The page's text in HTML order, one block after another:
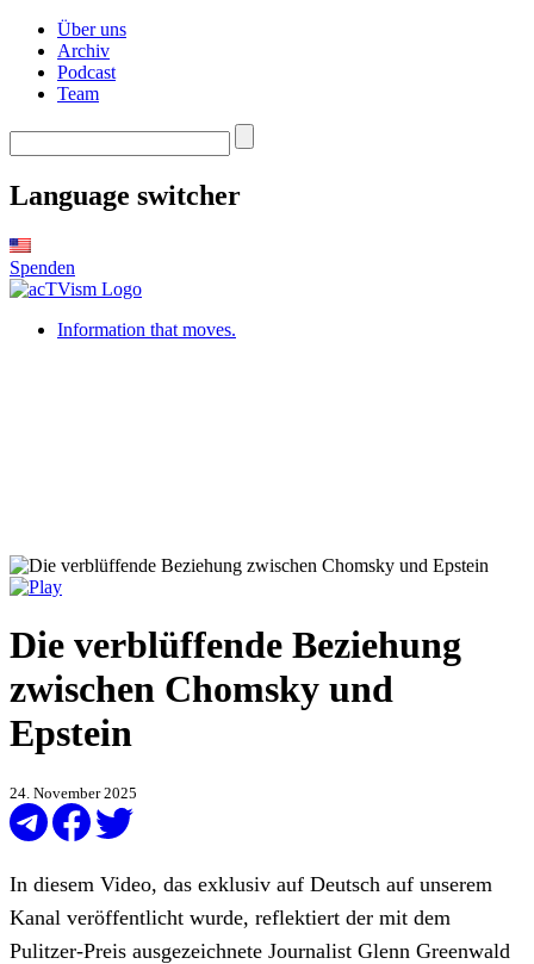
Über uns
Archiv
Podcast
Team
Language switcher
Spenden
Information that moves.
Die verblüffende Beziehung
zwischen Chomsky und
Epstein
24. November 2025
In diesem Video, das exklusiv auf Deutsch auf unserem
Kanal veröffentlicht wurde, reflektiert der mit dem
Pulitzer-Preis ausgezeichnete Journalist Glenn Greenwald